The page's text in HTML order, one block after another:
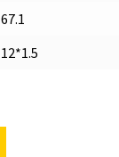
67.1
12*1.5